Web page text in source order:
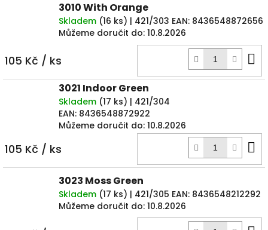
3010 With Orange
Skladem (16 ks) | 421/303 EAN: 8436548872656
Můžeme doručit do: 10.8.2026
105 Kč / ks
3021 Indoor Green
Skladem (17 ks) | 421/304
EAN: 8436548872922
Můžeme doručit do: 10.8.2026
105 Kč / ks
3023 Moss Green
Skladem (17 ks) | 421/305 EAN: 8436548212292
Můžeme doručit do: 10.8.2026